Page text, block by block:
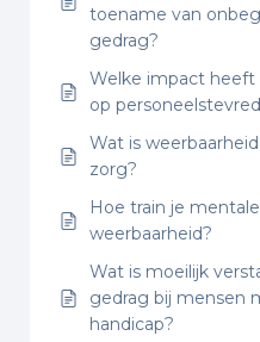
toename van
gedrag?
Welke impact heeft
op
Wat is
zorg?
Hoe train je mentale
weerbaarheid?
Wat is moeilijk
gedrag bij mensen
handicap?